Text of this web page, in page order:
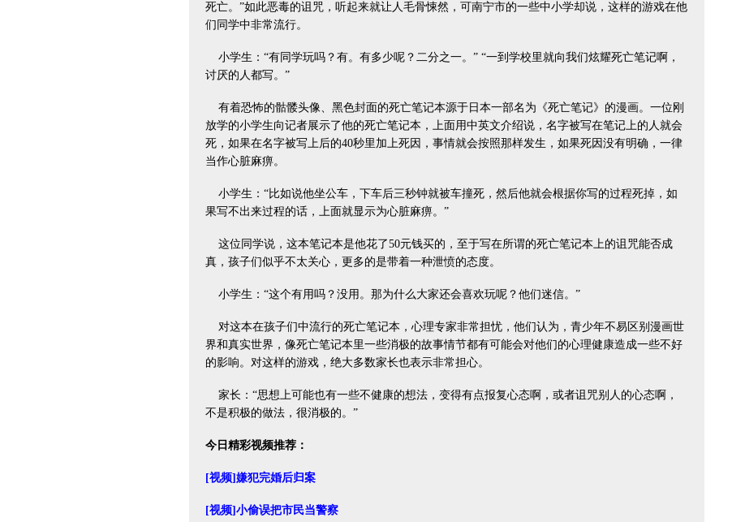
死亡。”如此恶毒的诅咒，听起来就让人毛骨悚然，可南宁市的一些中小学却说，这样的游戏在他
们同学中非常流行。
小学生：“有同学玩吗？有。有多少呢？二分之一。” “一到学校里就向我们炫耀死亡笔记啊，
讨厌的人都写。”
有着恐怖的骷髅头像、黑色封面的死亡笔记本源于日本一部名为《死亡笔记》的漫画。一位刚
放学的小学生向记者展示了他的死亡笔记本，上面用中英文介绍说，名字被写在笔记上的人就会
死，如果在名字被写上后的40秒里加上死因，事情就会按照那样发生，如果死因没有明确，一律
当作心脏麻痹。
小学生：“比如说他坐公车，下车后三秒钟就被车撞死，然后他就会根据你写的过程死掉，如
果写不出来过程的话，上面就显示为心脏麻痹。”
这位同学说，这本笔记本是他花了50元钱买的，至于写在所谓的死亡笔记本上的诅咒能否成
真，孩子们似乎不太关心，更多的是带着一种泄愤的态度。
小学生：“这个有用吗？没用。那为什么大家还会喜欢玩呢？他们迷信。”
对这本在孩子们中流行的死亡笔记本，心理专家非常担忧，他们认为，青少年不易区别漫画世
界和真实世界，像死亡笔记本里一些消极的故事情节都有可能会对他们的心理健康造成一些不好
的影响。对这样的游戏，绝大多数家长也表示非常担心。
家长：“思想上可能也有一些不健康的想法，变得有点报复心态啊，或者诅咒别人的心态啊，
不是积极的做法，很消极的。”
今日精彩视频推荐：
[视频]嫌犯完婚后归案
[视频]小偷误把市民当警察